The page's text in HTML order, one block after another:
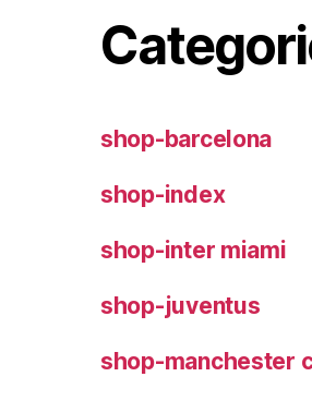
shop-barcelona
shop-index
shop-inter miami
shop-juventus
shop-manchester